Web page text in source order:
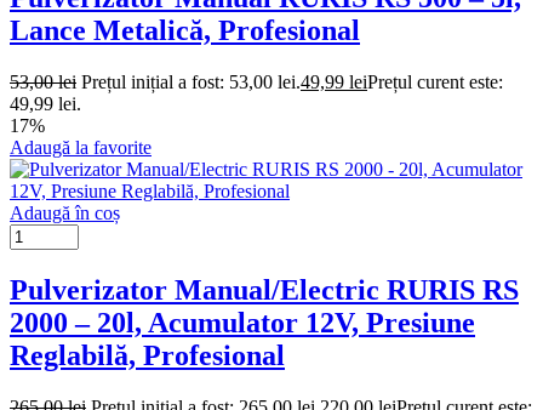
Lance Metalică, Profesional
53,00lei Prețul inițial a fost: 53,00 lei.49,99 leiPrețul curent este:
49,99 lei.
17%
Adaugă la favorite
Adaugă în coș
Pulverizator Manual/Electric RURIS RS
2000 – 20l, Acumulator 12V, Presiune
Reglabilă, Profesional